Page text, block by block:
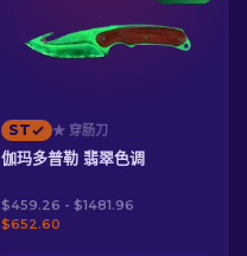
ST ★ 穿肠刀
伽玛多普勒 翡翠色调
$459.26 - $1481.96
$652.60